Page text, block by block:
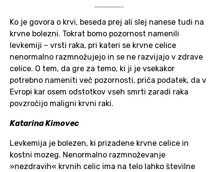
Ko je govora o krvi, beseda prej ali slej nanese tudi na
krvne bolezni. Tokrat bomo pozornost namenili
levkemiji – vrsti raka, pri kateri se krvne celice
nenormalno razmnožujejo in se ne razvijajo v zdrave
celice. O tem, da gre za temo, ki ji je vsekakor
potrebno nameniti več pozornosti, priča podatek, da v
Evropi kar osem odstotkov vseh smrti zaradi raka
povzročijo maligni krvni raki.
Katarina Kimovec
Levkemija je bolezen, ki prizadene krvne celice in
kostni mozeg. Nenormalno razmnoževanje
»nezdravih« krvnih celic ima na telo lahko številne